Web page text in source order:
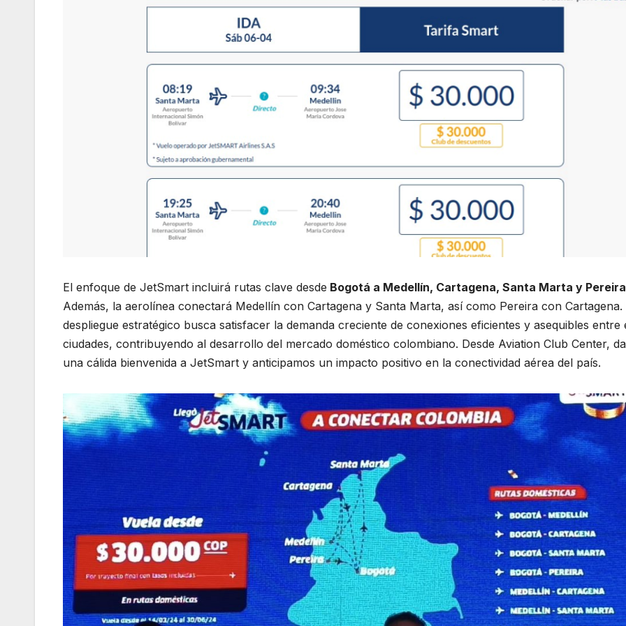
El enfoque de JetSmart incluirá rutas clave desde Bogotá a Medellín, Cartagena, Santa Marta y Pereira
Además, la aerolínea conectará Medellín con Cartagena y Santa Marta, así como Pereira con Cartagena.
despliegue estratégico busca satisfacer la demanda creciente de conexiones eficientes y asequibles entre
ciudades, contribuyendo al desarrollo del mercado doméstico colombiano. Desde Aviation Club Center,
una cálida bienvenida a JetSmart y anticipamos un impacto positivo en la conectividad aérea del país.